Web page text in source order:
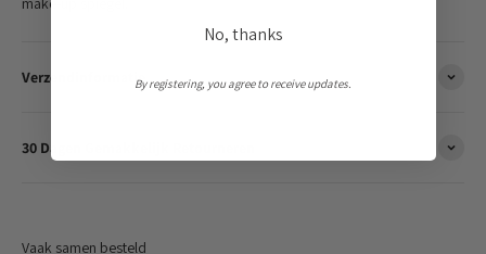
Verzendinformatie
30 Dagen Gemakkelijk Retourneren
No, thanks
By registering, you agree to receive updates.